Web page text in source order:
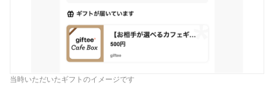
当時いただいたギフトのイメージです